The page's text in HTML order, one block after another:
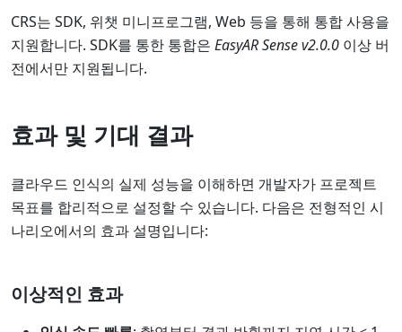
CRS는 SDK, 위챗 미니프로그램, Web 등을 통해 통합 사용을
지원합니다. SDK를 통한 통합은 EasyAR Sense v2.0.0 이상 버
전에서만 지원됩니다.
효과 및 기대 결과
클라우드 인식의 실제 성능을 이해하면 개발자가 프로젝트
목표를 합리적으로 설정할 수 있습니다. 다음은 전형적인 시
나리오에서의 효과 설명입니다:
이상적인 효과